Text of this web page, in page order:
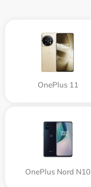
OnePlus 11
OnePlus Nord N10